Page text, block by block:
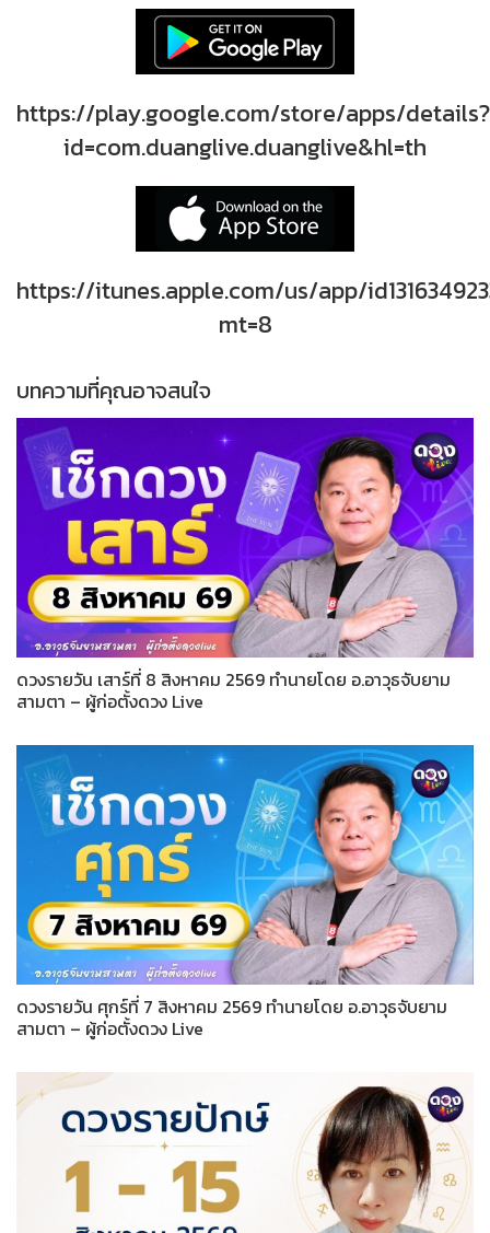
https://play.google.com/store/apps/details?
id=com.duanglive.duanglive&hl=th
https://itunes.apple.com/us/app/
mt=8
บทความที่คุณอาจสนใจ
ดวงรายวัน เสาร์ที่ 8 สิงหาคม 2569 ทำนายโดย อ.อาวุธจับยาม
สามตา – ผู้ก่อตั้งดวง Live
ดวงรายวัน ศุกร์ที่ 7 สิงหาคม 2569 ทำนายโดย อ.อาวุธจับยาม
สามตา – ผู้ก่อตั้งดวง Live